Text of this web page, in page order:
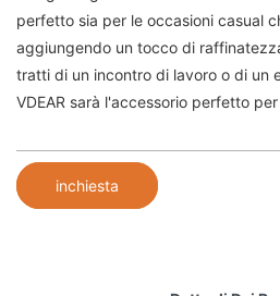
perfetto sia per le occasioni casual
aggiungendo un tocco di
tratti di un incontro di lavoro o di un
VDEAR sarà l'accessorio perfetto
inchiesta